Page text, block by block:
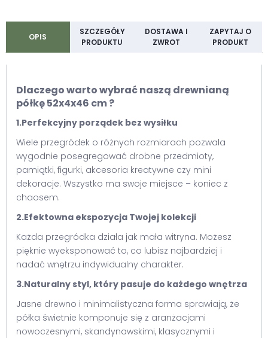
OPIS
SZCZEGÓŁY
PRODUKTU
DOSTAWA I
ZWROT
ZAPYTAJ O
PRODUKT
Dlaczego warto wybrać naszą drewnianą
półkę 52x4x46 cm ?
1.Perfekcyjny porządek bez wysiłku
Wiele przegródek o różnych rozmiarach pozwala
wygodnie posegregować drobne przedmioty,
pamiątki, figurki, akcesoria kreatywne czy mini
dekoracje. Wszystko ma swoje miejsce – koniec z
chaosem.
2.Efektowna ekspozycja Twojej kolekcji
Każda przegródka działa jak mała witryna. Możesz
pięknie wyeksponować to, co lubisz najbardziej i
nadać wnętrzu indywidualny charakter.
3.Naturalny styl, który pasuje do każdego wnętrza
Jasne drewno i minimalistyczna forma sprawiają, że
półka świetnie komponuje się z aranżacjami
nowoczesnymi, skandynawskimi, klasycznymi i